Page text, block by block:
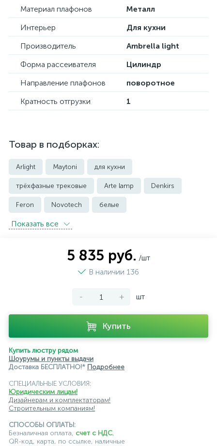
Материал плафонов
Металл
Интерьер
Для кухни
Производитель
Ambrella light
Форма рассеивателя
Цилиндр
Направление плафонов
поворотное
Кратность отгрузки
1
Товар в подборках:
Arlight Maytoni для кухни
трёхфазные трековые Arte lamp Denkirs
Feron Novotech белые
встраиваемые трековые
модульные трековые подвесные трековые
светильники для модульной системы
черные ЭРА Crystal Lux Ambrella
Показать всe
5 835 руб. /шт
В наличии 136
- + шт
Купить
Купить люстру рядом
Шоурумы и пункты выдачи
Доставка БЕСПЛАТНО!* Подробнее
СПЕЦИАЛЬНЫЕ УСЛОВИЯ:
Юридическим лицам!
Дизайнерам и комплектаторам!
Строительным компаниям!
СПОСОБЫ ОПЛАТЫ:
Безналичная оплата, счет с НДС,
QR-код, карта, по ссылке, наличные